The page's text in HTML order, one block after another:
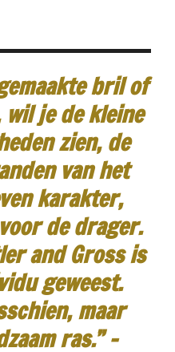
bril of
je de kleine
zien, de
van het
karakter,
de drager.
and Gross is
geweest.
maar
ras.” -